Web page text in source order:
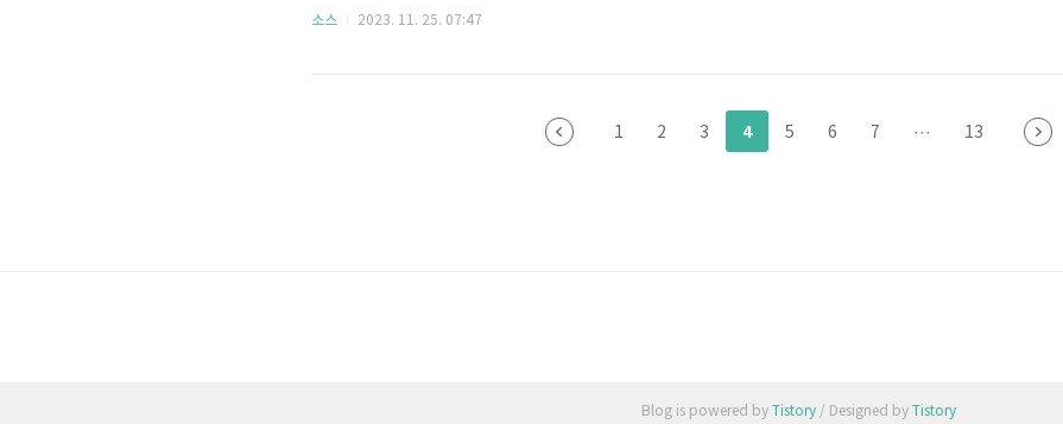
라 알약M으로 스마트폰에서도 보안부터 쇼핑까지 다양하고 간편하게 사용할 수 있습니다. 보다
는 백신 프로그램을 아래를 통해 이용해 보십시오. 알약 주요 기능 알약 무료 다운받기를 클릭하시
면 위 하면이 나옵니다. 여기서 프로그램을 받으신..
소스 2023. 11. 25. 07:47
1 2 3 4 5 6 7 ··· 13
Blog is powered by Tistory/ Designed by Tistory